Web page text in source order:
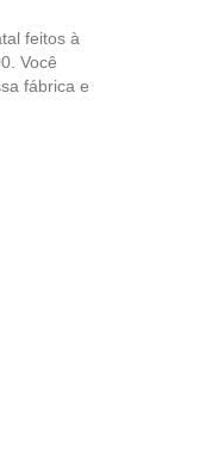
feitos à
Você
fábrica e